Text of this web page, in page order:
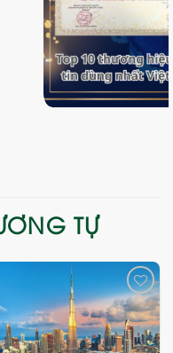
TỰ
Add
to
wishlist